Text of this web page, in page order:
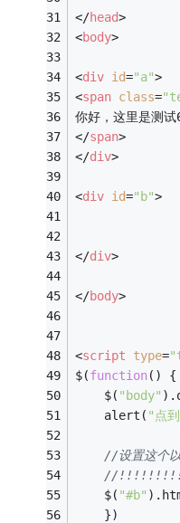
</head>
<body>
<div id="a">
<span class=
你好，这里是测试
</span>
</div>
<div id="b">
</div>
</body>
<script type=
$(function( ) {
    $(
"body"
    alert(
"点
//设置这个
//
    $(
"#b"
    })